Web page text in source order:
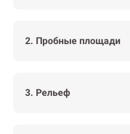
2. Пробные площади
3. Рельеф